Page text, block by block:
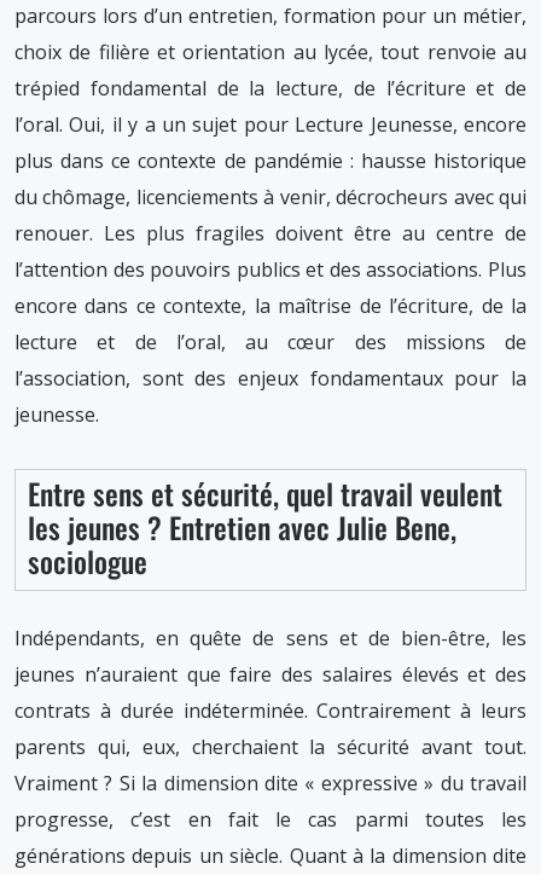
parcours lors d’un entretien, formation pour un métier,
choix de filière et orientation au lycée, tout renvoie au
trépied fondamental de la lecture, de l’écriture et de
l’oral. Oui, il y a un sujet pour Lecture Jeunesse, encore
plus dans ce contexte de pandémie : hausse historique
du chômage, licenciements à venir, décrocheurs avec qui
renouer. Les plus fragiles doivent être au centre de
l’attention des pouvoirs publics et des associations. Plus
encore dans ce contexte, la maîtrise de l’écriture, de la
lecture et de l’oral, au cœur des missions de
l’association, sont des enjeux fondamentaux pour la
jeunesse.
Entre sens et sécurité, quel travail veulent
les jeunes ? Entretien avec Julie Bene,
sociologue
Indépendants, en quête de sens et de bien-être, les
jeunes n’auraient que faire des salaires élevés et des
contrats à durée indéterminée. Contrairement à leurs
parents qui, eux, cherchaient la sécurité avant tout.
Vraiment ? Si la dimension dite « expressive » du travail
progresse, c’est en fait le cas parmi toutes les
générations depuis un siècle. Quant à la dimension dite